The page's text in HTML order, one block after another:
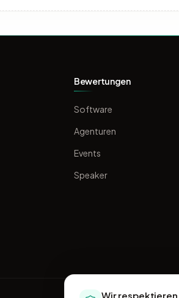
Bewertungen
Software
Agenturen
Events
Speaker
Wir